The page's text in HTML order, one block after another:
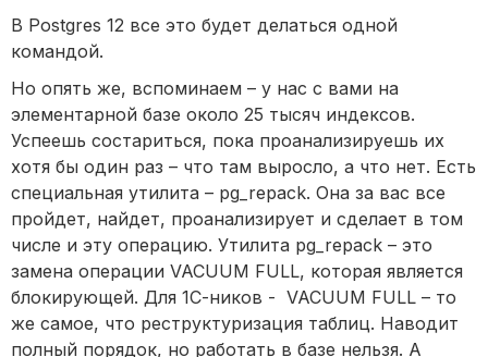
В Postgres 12 все это будет делаться одной
командой.
Но опять же, вспоминаем – у нас с вами на
элементарной базе около 25 тысяч индексов.
Успеешь состариться, пока проанализируешь их
хотя бы один раз – что там выросло, а что нет. Есть
специальная утилита – pg_repack. Она за вас все
пройдет, найдет, проанализирует и сделает в том
числе и эту операцию. Утилита pg_repack – это
замена операции VACUUM FULL, которая является
блокирующей. Для 1С-ников - VACUUM FULL – то
же самое, что реструктуризация таблиц. Наводит
полный порядок, но работать в базе нельзя. А